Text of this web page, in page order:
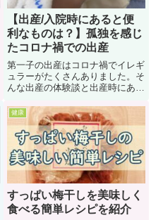
【出産/入院時にあると便
利なものは？】孤独を感じ
たコロナ禍での出産
第一子の出産はコロナ禍でイレギ
ュラーがたくさんありました。そ
んな出産の体験談と出産時にある
健康
すっぱい梅干しを美味しく
食べる簡単レシピを紹介